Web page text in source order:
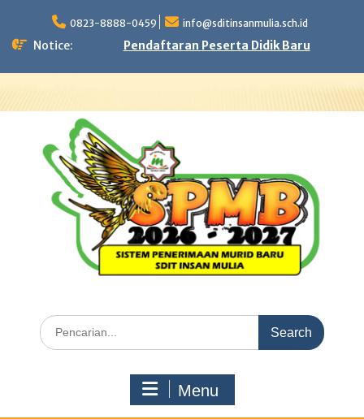
content
0823-8888-0459 info@sditinsanmulia.sch.id
Notice: Pendaftaran Peserta Didik Baru
Search
for:
Menu